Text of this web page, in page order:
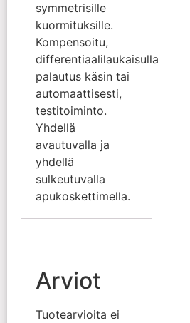
symmetrisille
kuormituksille.
Kompensoitu,
differentiaalilaukaisulla
palautus käsin tai
automaattisesti,
testitoiminto.
Yhdellä
avautuvalla ja
yhdellä
sulkeutuvalla
apukoskettimella.
Arviot
Tuotearvioita ei